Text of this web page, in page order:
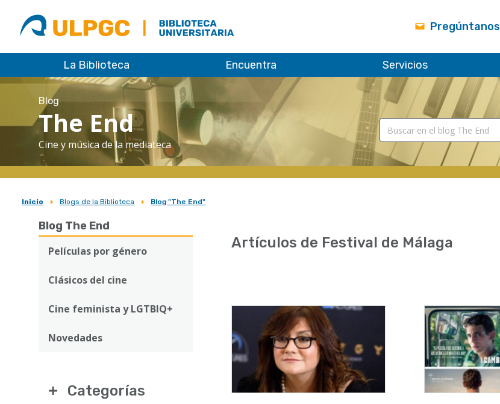
ULPGC
Biblioteca
ULPGC
Pregúntanos
La Biblioteca Encuentra Servicios
Blog
The End
Cine y música de la mediateca
Sobrescribir
enlaces
ayuda
navegación
Inicio Blogs de la Biblioteca Blog "The End"
Blog The End
Películas por género
Clásicos del cine
Cine feminista y LGTBIQ+
Novedades
Categorías
Artículos de Festival de Málaga